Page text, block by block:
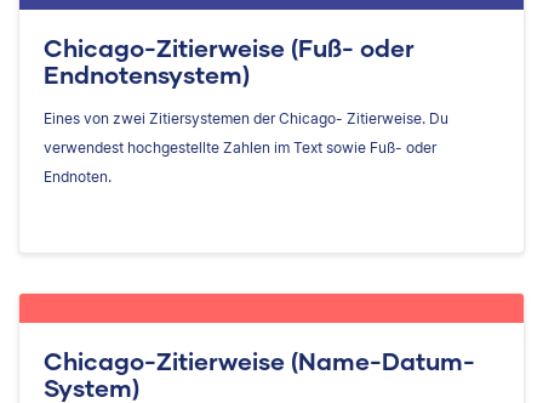
Chicago-Zitierweise (Fuß- oder
Endnotensystem)
Eines von zwei Zitiersystemen der Chicago- Zitierweise. Du
verwendest hochgestellte Zahlen im Text sowie Fuß- oder
Endnoten.
Chicago-Zitierweise (Name-Datum-
System)